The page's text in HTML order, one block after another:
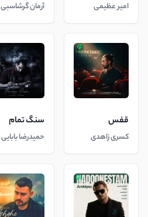
امیر عظیمی آرمان گرشاسبی
قفس
کسری زاهدی
سنگ تمام
حمیدرضا بابایی